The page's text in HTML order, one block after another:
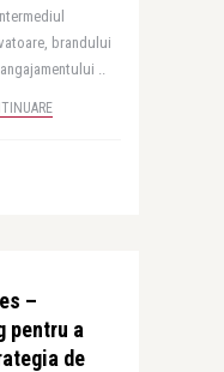
brandului
..
–
pentru a
de